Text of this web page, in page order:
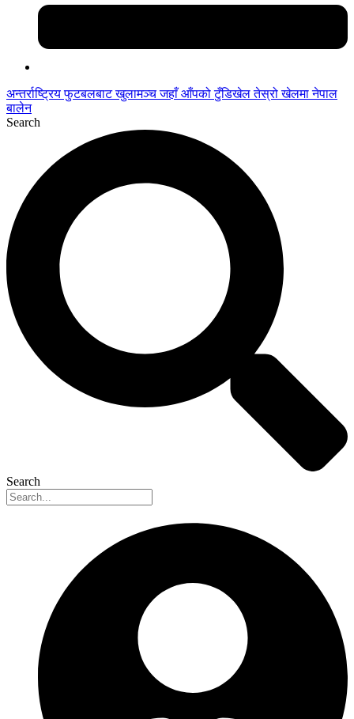
अन्तर्राष्ट्रिय फुटबलबाट खुलामञ्च जहाँ आँपको टुँडिखेल तेस्रो खेलमा नेपाल
बालेन
Search
Search